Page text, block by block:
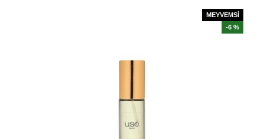
MEYVEMSİ
-6 %